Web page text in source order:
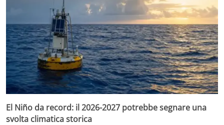
El Niño da record: il 2026-2027 potrebbe segnare una
svolta climatica storica